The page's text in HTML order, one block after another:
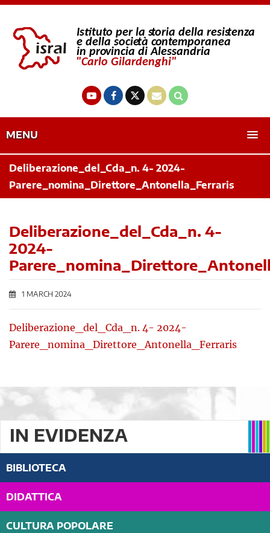
MENU
Deliberazione_del_Cda_n. 4- 2024-
Parere_nomina_Direttore_Antonella_Ferraris
Deliberazione_del_Cda_n. 4-
2024-
1 MARCH 2024
Deliberazione_del_Cda_n. 4- 2024-
Parere_nomina_Direttore_Antonella_Ferraris
IN EVIDENZA
BIBLIOTECA
DIDATTICA
CULTURA POPOLARE